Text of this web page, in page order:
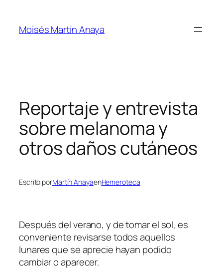
contenido
Moisés Martín Anaya
Reportaje y entrevista
sobre melanoma y
otros daños cutáneos
Escrito porMartín AnayaenHemeroteca
Después del verano, y de tomar el sol, es
conveniente revisarse todos aquellos
lunares que se aprecie hayan podido
cambiar o aparecer.